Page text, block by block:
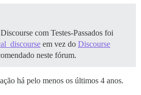
com Testes-Passados foi
em vez do Discourse
neste fórum.
há pelo menos os últimos 4 anos.